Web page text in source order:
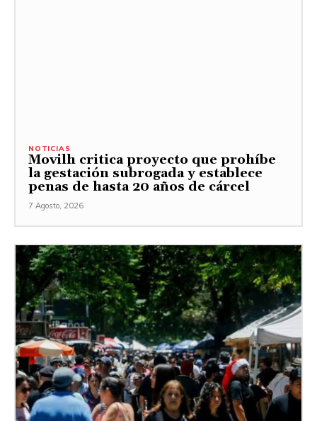
NOTICIAS
Movilh critica proyecto que prohíbe
la gestación subrogada y establece
penas de hasta 20 años de cárcel
7 Agosto, 2026